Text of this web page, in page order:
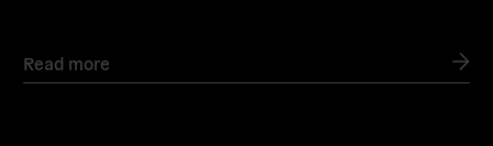
Read more